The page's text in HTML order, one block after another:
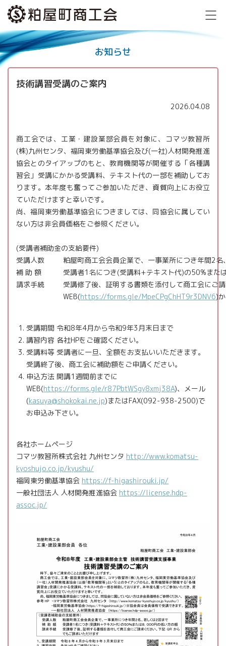
お知らせ
技術講習受講のご案内
2026.04.08
商工会では、工業・建設業部会員を対象に、コマツ教習所
(株)九州センタ、福岡東労働基準協会及び(一社)人材開発推進
協会とのタイアップのもと、教育機関等が開催する「各種講
習会」受講にかかる受講料、テキスト代の一部を補助してお
ります。本年度も奮ってご参加いただき、資質向上にお役立
ていただけますと幸いです。
尚、福岡東労働基準協会につきましては、同協会に属してい
ない方は非会員価格をご参照ください。
(受講者補助金の支給要件)
受講人数
粕屋町商工会会員企業で、一事業所につき年間2
補 助 額
受講者1名につき(受講料+テキスト代)の50%また
請求手続
受講修了後、証明する書類を添付して商工会にご
WEB(https://forms.gle/MpeCPgChHT9r3DNV6)
受講期間 令和8年4月から令和9年3月末日まで
講習内容 各社HPをご確認ください。
受講料等 受講者に一旦、全額をお支払いいただきます。
受講終了後、商工会に補助額をご申請ください。
申込方法 開講1週間前までに
WEB(https://forms.gle/r87PbtWSgy8xmj38A)、メール
(kasuya@shokokai.ne.jp)またはFAX(092-938-2500)で
お申込み下さい。
各社ホームページ
コマツ教習所株式会社 九州センタ http://www.komatsu-
kyoshujo.co.jp/kyushu/
福岡東労働基準協会 https://f-higashirouki.jp/
一般社団法人 人材開発推進協会 https://license.hdp-
assoc.jp/